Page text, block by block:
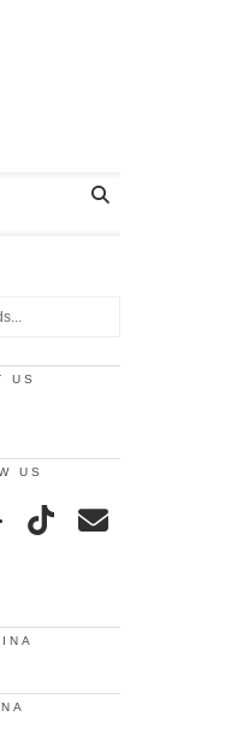
US
US